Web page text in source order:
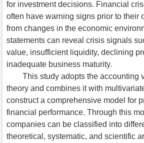
for investment decisions. Financial
often have warning signs prior to their
from changes in the economic
statements can reveal crisis signals
value, insufficient liquidity, declining
inadequate business maturity.
This study adopts the accounting
theory and combines it with
construct a comprehensive model for
financial performance. Through this
companies can be classified into
theoretical, systematic, and scientific